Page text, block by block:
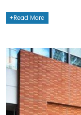
Read More